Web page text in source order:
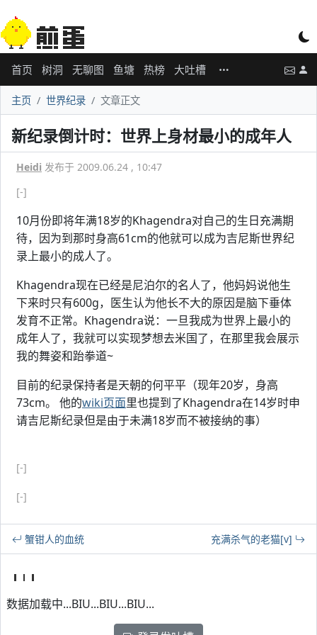
首页 树洞 无聊图 鱼塘 热榜 大吐槽
主页 世界纪录 文章正文
新纪录倒计时：世界上身材最小的成年人
Heidi 发布于 2009.06.24 , 10:47
[-]
10月份即将年满18岁的Khagendra对自己的生日充满期
待，因为到那时身高61cm的他就可以成为吉尼斯世界纪
录上最小的成人了。
Khagendra现在已经是尼泊尔的名人了，他妈妈说他生
下来时只有600g，医生认为他长不大的原因是脑下垂体
发育不正常。Khagendra说：一旦我成为世界上最小的
成年人了，我就可以实现梦想去米国了，在那里我会展示
我的舞姿和跆拳道~
目前的纪录保持者是天朝的何平平（现年20岁，身高
73cm。 他的wiki页面里也提到了Khagendra在14岁时申
请吉尼斯纪录但是由于未满18岁而不被接纳的事）
[-]
[-]
蟹钳人的血统 充满杀气的老猫[v]
数据加载中...BIU...BIU...BIU...